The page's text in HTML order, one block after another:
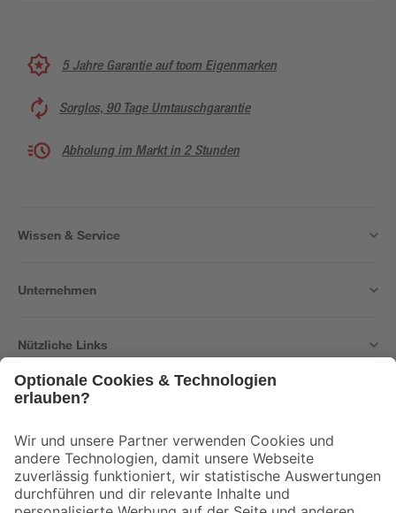
5 Jahre Garantie auf toom Eigenmarken
Sorglos, 90 Tage Umtauschgarantie
Abholung im Markt in 2 Stunden
Wissen & Service
Unternehmen
Nützliche Links
Der toom Newsletter: Keine Angebote und Aktionen mehr verpassen!
Zur Newsletter Anmeldung